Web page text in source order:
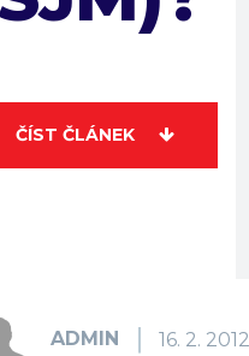
ČÍST ČLÁNEK
ADMIN 16. 2. 2012